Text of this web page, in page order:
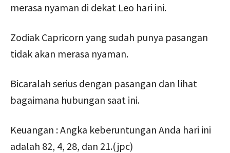
merasa nyaman di dekat Leo hari ini.
Zodiak Capricorn yang sudah punya pasangan
tidak akan merasa nyaman.
Bicaralah serius dengan pasangan dan lihat
bagaimana hubungan saat ini.
Keuangan : Angka keberuntungan Anda hari ini
adalah 82, 4, 28, dan 21.(jpc)